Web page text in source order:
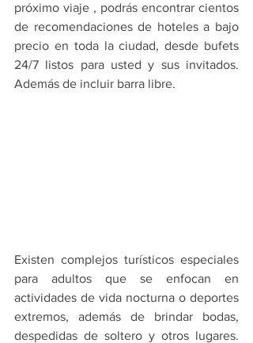
próximo viaje , podrás encontrar cientos
de recomendaciones de hoteles a bajo
precio en toda la ciudad, desde bufets
24/7 listos para usted y sus invitados.
Además de incluir barra libre.
Existen complejos turísticos especiales
para adultos que se enfocan en
actividades de vida nocturna o deportes
extremos, además de brindar bodas,
despedidas de soltero y otros lugares.